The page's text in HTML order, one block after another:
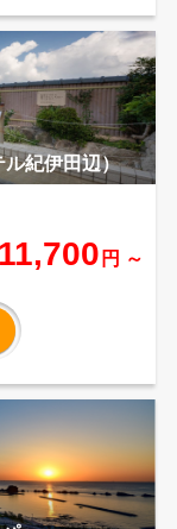
紀伊田辺）
11,700 円 ～